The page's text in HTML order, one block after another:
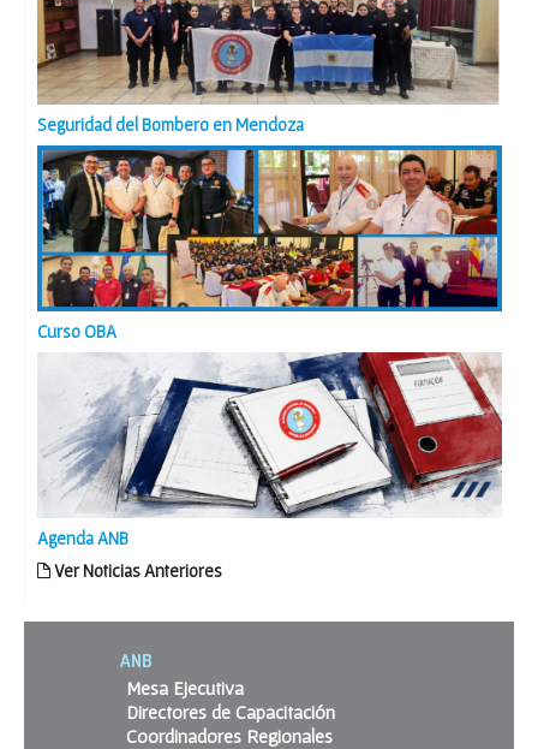
Seguridad del Bombero en Mendoza
Curso OBA
Agenda ANB
Ver Noticias Anteriores
ANB
Mesa Ejecutiva
Directores de Capacitación
Coordinadores Regionales